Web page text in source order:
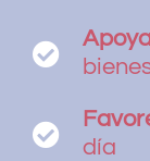
día